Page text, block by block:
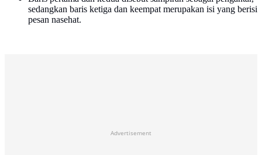
sedangkan baris ketiga dan keempat merupakan isi yang berisi
pesan nasehat.
Advertisement